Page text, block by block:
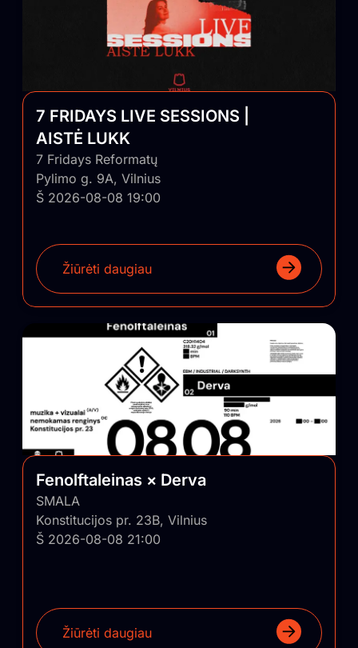
7 FRIDAYS LIVE SESSIONS |
AISTĖ LUKK
7 Fridays Reformatų
Pylimo g. 9A, Vilnius
Š 2026-08-08 19:00
Žiūrėti daugiau
Fenolftaleinas × Derva
SMALA
Konstitucijos pr. 23B, Vilnius
Š 2026-08-08 21:00
Žiūrėti daugiau